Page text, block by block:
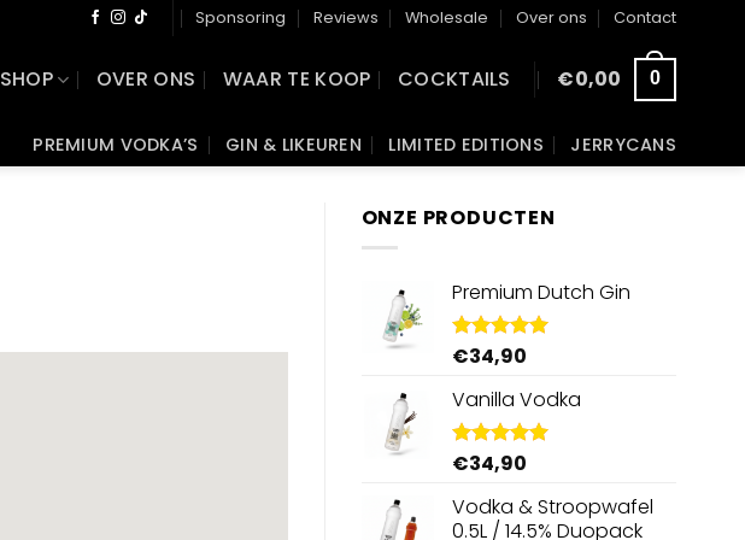
Sponsoring Reviews Wholesale Over ons Contact
SHOP OVER ONS WAAR TE KOOP COCKTAILS €0,00 0
PREMIUM VODKA’S GIN & LIKEUREN LIMITED EDITIONS JERRYCANS
ONZE PRODUCTEN
Premium Dutch Gin
Gewaardeerd
uit 5
€34,90
Vanilla Vodka
Gewaardeerd
uit 5
€34,90
Vodka & Stroopwafel
0.5L / 14.5% Duopack